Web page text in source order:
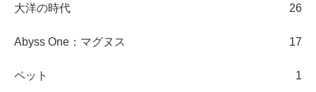
大洋の時代 26
Abyss One：マグヌス 17
ペット 1